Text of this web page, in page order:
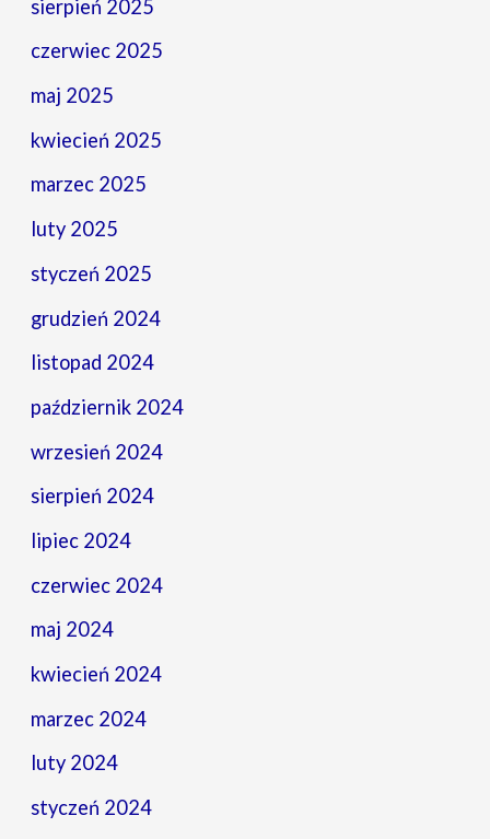
sierpień 2025
czerwiec 2025
maj 2025
kwiecień 2025
marzec 2025
luty 2025
styczeń 2025
grudzień 2024
listopad 2024
październik 2024
wrzesień 2024
sierpień 2024
lipiec 2024
czerwiec 2024
maj 2024
kwiecień 2024
marzec 2024
luty 2024
styczeń 2024